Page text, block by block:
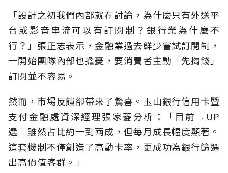
「設計之初我們內部就在討論，為什麼只有外送平
台或影音串流可以有訂閱制？銀行業為什麼不
行？」張正志表示，金融業過去鮮少嘗試訂閱制，
一開始團隊內部也擔憂，要消費者主動「先掏錢」
訂閱並不容易。
然而，市場反饋卻帶來了驚喜。玉山銀行信用卡暨
支付金融處資深經理張家菱分析：「目前『UP
選』雖然占比約一到兩成，但每月成長幅度顯著。
這套機制不僅創造了高動卡率，更成功為銀行篩選
出高價值客群。」